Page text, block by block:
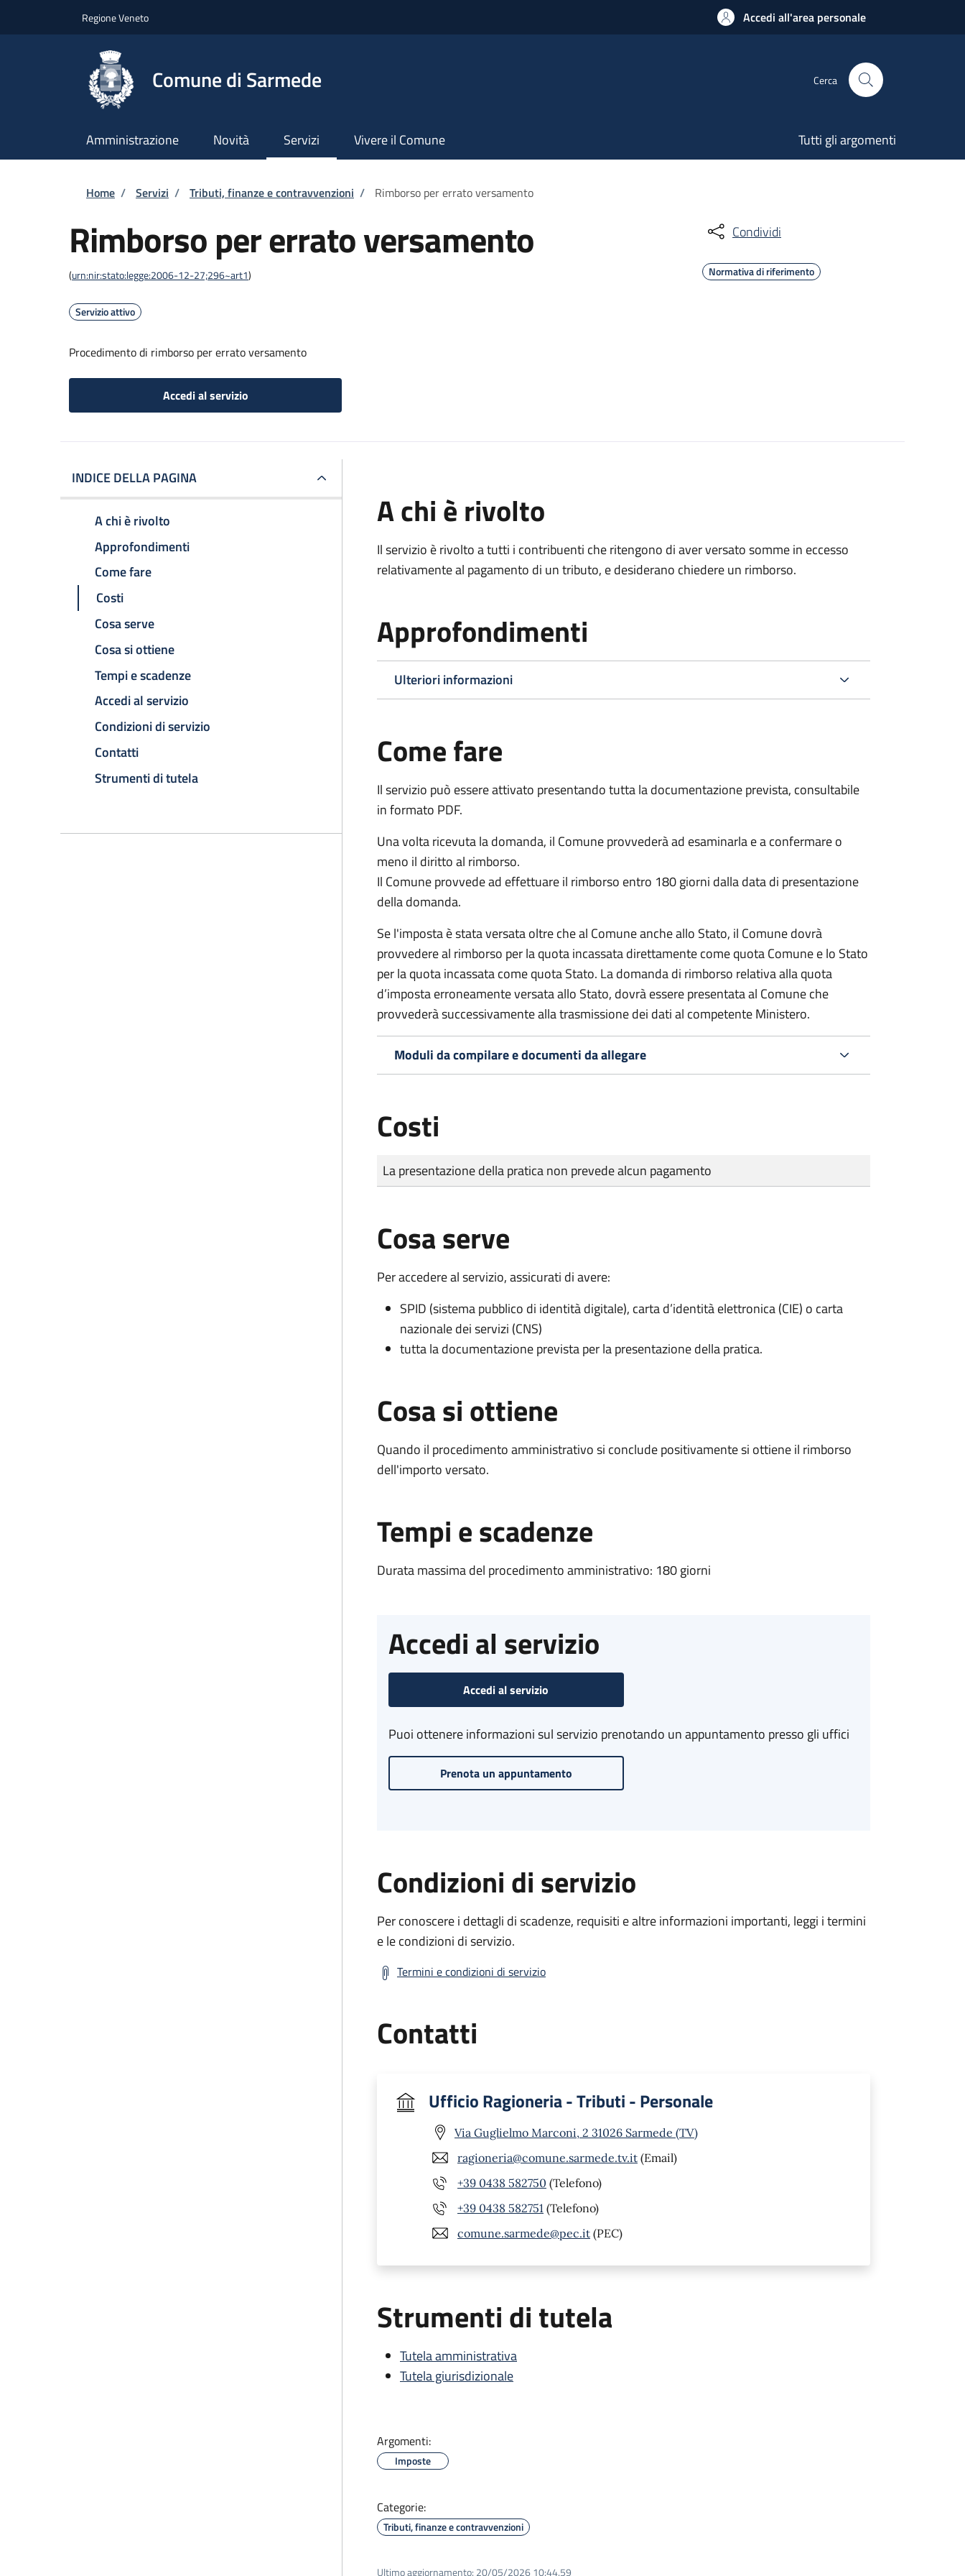
Regione Veneto Accedi all'area personale
Comune di Sarmede Cerca
Amministrazione Novità Servizi Vivere il Comune Tutti gli argomenti
Briciole di pane
Home / Servizi / Tributi, finanze e contravvenzioni / Rimborso per errato versamento
Rimborso per errato versamento
(urn:nir:stato:legge:2006-12-27;296~art1)
Servizio attivo
Procedimento di rimborso per errato versamento
Accedi al servizio
Condividi
Normativa di riferimento
INDICE DELLA PAGINA
A chi è rivolto
Approfondimenti
Come fare
Costi
Cosa serve
Cosa si ottiene
Tempi e scadenze
Accedi al servizio
Condizioni di servizio
Contatti
Strumenti di tutela
A chi è rivolto
Il servizio è rivolto a tutti i contribuenti che ritengono di aver versato somme in eccesso
relativamente al pagamento di un tributo, e desiderano chiedere un rimborso.
Approfondimenti
Ulteriori informazioni
Come fare
Il servizio può essere attivato presentando tutta la documentazione prevista, consultabile
in formato PDF.
Una volta ricevuta la domanda, il Comune provvederà ad esaminarla e a confermare o
meno il diritto al rimborso.
Il Comune provvede ad effettuare il rimborso entro 180 giorni dalla data di presentazione
della domanda.
Se l'imposta è stata versata oltre che al Comune anche allo Stato, il Comune dovrà
provvedere al rimborso per la quota incassata direttamente come quota Comune e lo Stato
per la quota incassata come quota Stato. La domanda di rimborso relativa alla quota
d’imposta erroneamente versata allo Stato, dovrà essere presentata al Comune che
provvederà successivamente alla trasmissione dei dati al competente Ministero.
Moduli da compilare e documenti da allegare
Costi
Tipo di pagamento
Importo
La presentazione della pratica non prevede alcun pagamento
Cosa serve
Per accedere al servizio, assicurati di avere:
SPID (sistema pubblico di identità digitale), carta d’identità elettronica (CIE) o carta
nazionale dei servizi (CNS)
tutta la documentazione prevista per la presentazione della pratica.
Cosa si ottiene
Quando il procedimento amministrativo si conclude positivamente si ottiene il rimborso
dell'importo versato.
Tempi e scadenze
Durata massima del procedimento amministrativo: 180 giorni
Accedi al servizio
Accedi al servizio
Puoi ottenere informazioni sul servizio prenotando un appuntamento presso gli uffici
Prenota un appuntamento
Condizioni di servizio
Per conoscere i dettagli di scadenze, requisiti e altre informazioni importanti, leggi i termini
e le condizioni di servizio.
Termini e condizioni di servizio
Contatti
Ufficio Ragioneria - Tributi - Personale
Via Guglielmo Marconi, 2 31026 Sarmede (TV)
ragioneria@comune.sarmede.tv.it (Email)
+39 0438 582750 (Telefono)
+39 0438 582751 (Telefono)
comune.sarmede@pec.it (PEC)
Strumenti di tutela
Tutela amministrativa
Tutela giurisdizionale
Argomenti:
Imposte
Categorie:
Tributi, finanze e contravvenzioni
Ultimo aggiornamento: 20/05/2026 10:44.59